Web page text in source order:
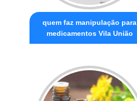
quem faz manipulação para
medicamentos Vila União